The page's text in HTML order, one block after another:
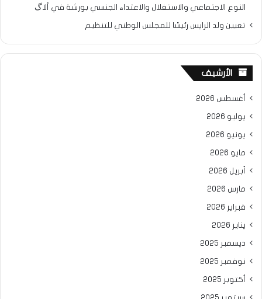
النوع الاجتماعي والاستغلال والاعتداء الجنسي بورشة في ألاگ
تعيين ولد الرايس رئيسًا للمجلس الوطني للتنظيم
الأرشيف
أغسطس 2026
يوليو 2026
يونيو 2026
مايو 2026
أبريل 2026
مارس 2026
فبراير 2026
يناير 2026
ديسمبر 2025
نوفمبر 2025
أكتوبر 2025